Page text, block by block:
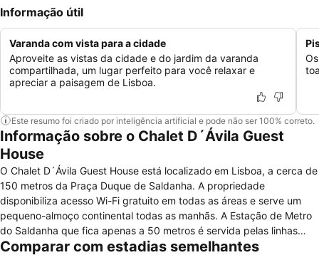
Informação útil
Varanda com vista para a cidade
Aproveite as vistas da cidade e do jardim da varanda
compartilhada, um lugar perfeito para você relaxar e
apreciar a paisagem de Lisboa.
Este resumo foi criado por inteligência artificial e pode não ser 100% correto.
Informação sobre o Chalet D´Ávila Guest
House
O Chalet D´Ávila Guest House está localizado em Lisboa, a cerca de
150 metros da Praça Duque de Saldanha. A propriedade
disponibiliza acesso Wi-Fi gratuito em todas as áreas e serve um
pequeno-almoço continental todas as manhãs. A Estação de Metro
do Saldanha que fica apenas a 50 metros é servida pelas linhas
vermelha e amarela do metro e garante ligação directa com o
Comparar com estadias semelhantes